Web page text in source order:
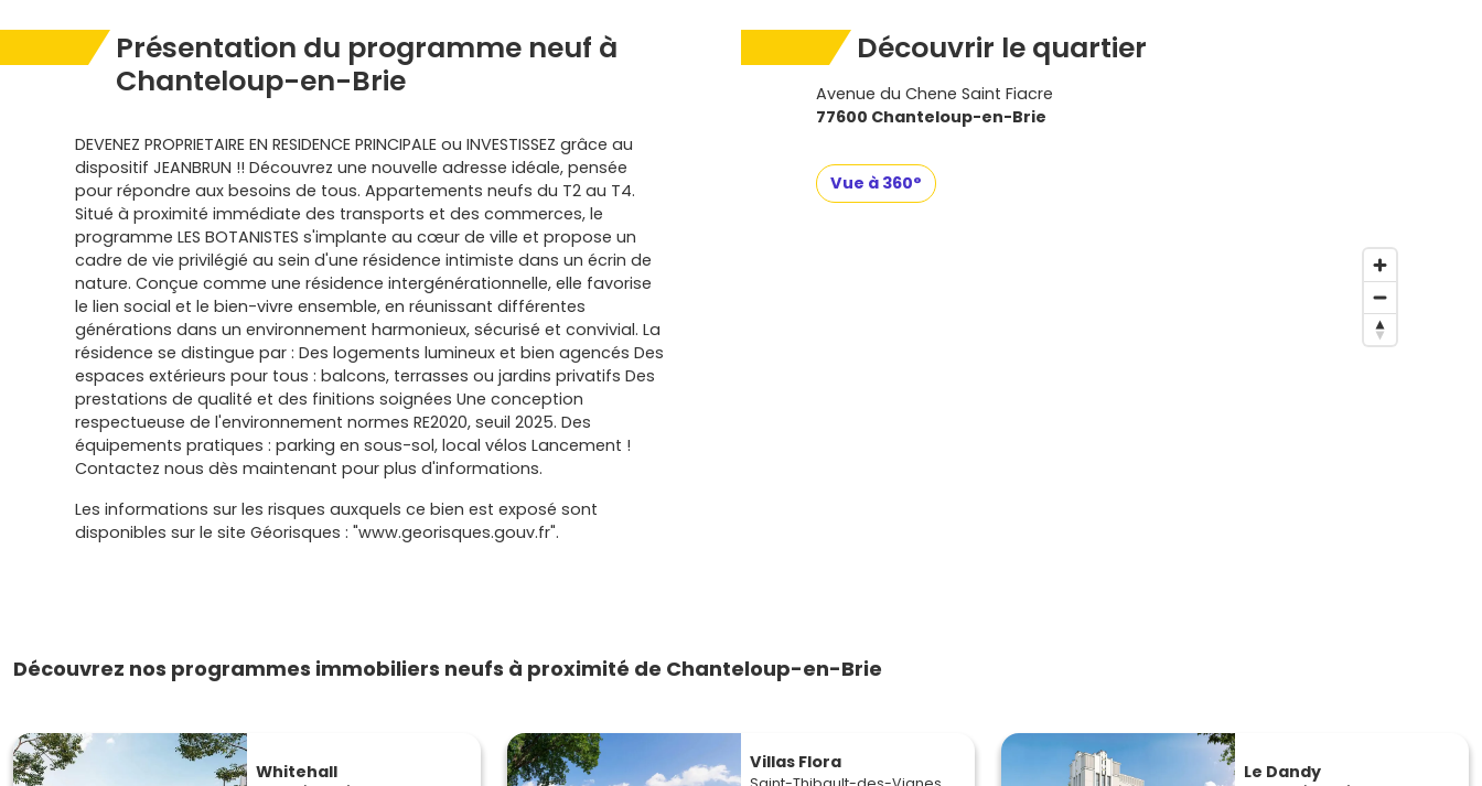
Présentation du programme neuf à
Chanteloup-en-Brie
DEVENEZ PROPRIETAIRE EN RESIDENCE PRINCIPALE ou INVESTISSEZ grâce au
dispositif JEANBRUN !! Découvrez une nouvelle adresse idéale, pensée
pour répondre aux besoins de tous. Appartements neufs du T2 au T4.
Situé à proximité immédiate des transports et des commerces, le
programme LES BOTANISTES s'implante au cœur de ville et propose un
cadre de vie privilégié au sein d'une résidence intimiste dans un écrin de
nature. Conçue comme une résidence intergénérationnelle, elle favorise
le lien social et le bien-vivre ensemble, en réunissant différentes
générations dans un environnement harmonieux, sécurisé et convivial. La
résidence se distingue par : Des logements lumineux et bien agencés Des
espaces extérieurs pour tous : balcons, terrasses ou jardins privatifs Des
prestations de qualité et des finitions soignées Une conception
respectueuse de l'environnement normes RE2020, seuil 2025. Des
équipements pratiques : parking en sous-sol, local vélos Lancement !
Contactez nous dès maintenant pour plus d'informations.
Les informations sur les risques auxquels ce bien est exposé sont
disponibles sur le site Géorisques : "www.georisques.gouv.fr".
Découvrir le quartier
Avenue du Chene Saint Fiacre
77600 Chanteloup-en-Brie
Vue à 360°
Découvrez nos programmes immobiliers neufs à proximité de Chanteloup-en-Brie
Whitehall Villas Flora Le Dandy